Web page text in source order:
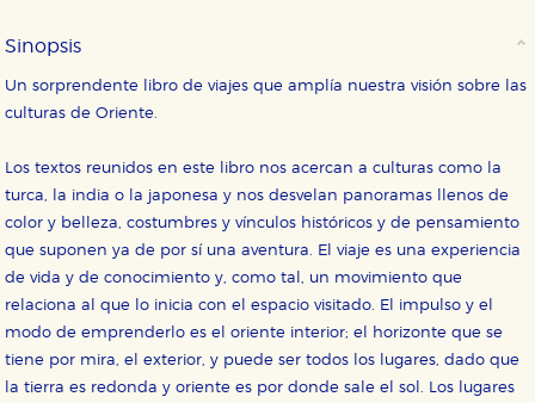
Sinopsis
Un sorprendente libro de viajes que amplía nuestra visión sobre las
culturas de Oriente.
Los textos reunidos en este libro nos acercan a culturas como la
turca, la india o la japonesa y nos desvelan panoramas llenos de
color y belleza, costumbres y vínculos históricos y de pensamiento
que suponen ya de por sí una aventura. El viaje es una experiencia
de vida y de conocimiento y, como tal, un movimiento que
relaciona al que lo inicia con el espacio visitado. El impulso y el
modo de emprenderlo es el oriente interior; el horizonte que se
tiene por mira, el exterior, y puede ser todos los lugares, dado que
la tierra es redonda y oriente es por donde sale el sol. Los lugares